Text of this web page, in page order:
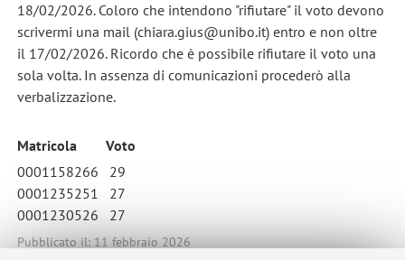
18/02/2026. Coloro che intendono "rifiutare" il voto devono
scrivermi una mail (chiara.gius@unibo.it) entro e non oltre
il 17/02/2026. Ricordo che è possibile rifiutare il voto una
sola volta. In assenza di comunicazioni procederò alla
verbalizzazione.
Matricola
Voto
0001158266 29
0001235251 27
0001230526 27
Pubblicato il: 11 febbraio 2026